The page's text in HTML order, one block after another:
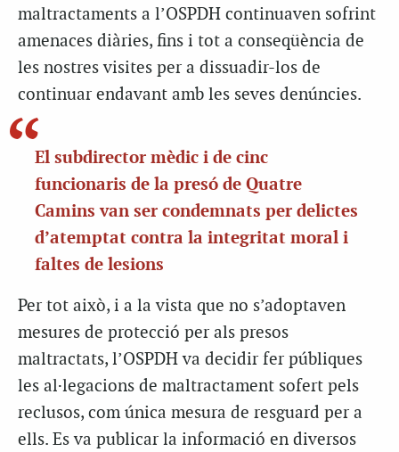
maltractaments a l’OSPDH continuaven sofrint
amenaces diàries, fins i tot a conseqüència de
les nostres visites per a dissuadir-los de
continuar endavant amb les seves denúncies.
El subdirector mèdic i de cinc
funcionaris de la presó de Quatre
Camins van ser condemnats per delictes
d’atemptat contra la integritat moral i
faltes de lesions
Per tot això, i a la vista que no s’adoptaven
mesures de protecció per als presos
maltractats, l’OSPDH va decidir fer públiques
les al·legacions de maltractament sofert pels
reclusos, com única mesura de resguard per a
ells. Es va publicar la informació en diversos